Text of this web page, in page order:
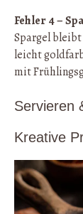
Fehler 4 –
Spargel
leicht
mit
Servieren
Kreative